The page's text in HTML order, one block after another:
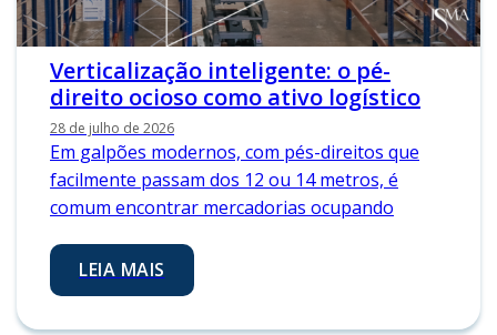
Verticalização inteligente: o pé-
direito ocioso como ativo logístico
28 de julho de 2026
Em galpões modernos, com pés-direitos que
facilmente passam dos 12 ou 14 metros, é
comum encontrar mercadorias ocupando
LEIA MAIS